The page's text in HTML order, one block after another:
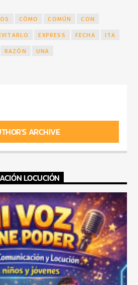
CÓMO COMÚN CON
EXPRESS FECHA ITA
RAZÓN UNA
ARCHIVE
LOCUCIÓN